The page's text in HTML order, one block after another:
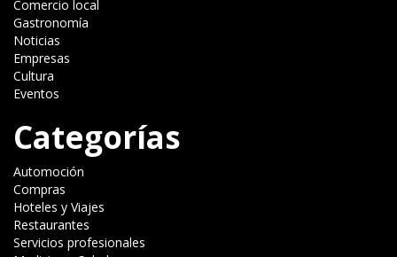
Comercio local
Gastronomía
Noticias
Empresas
Cultura
Eventos
Categorías
Automoción
Compras
Hoteles y Viajes
Restaurantes
Servicios profesionales